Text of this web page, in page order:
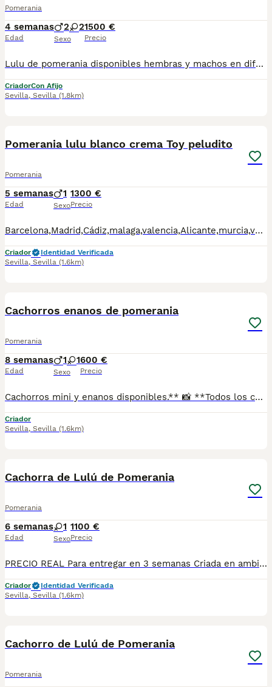
Pomerania
4 semanas
Edad
2 2
Sexo
1500 €
Precio
Lulu de pomerania disponibles hembras y machos en diferentes colores. Criadero particular especializado en la raza. Más información 673 011 600 Se entrega con toda la documentación al dia y garantías. Pvp desde 1.500 - 2.500 según cachorro Excelente calidad, pelaje, tamaño toy.
CriadorCon Afijo
Sevilla, Sevilla (1.8km)
Pomerania lulu blanco crema Toy peludito
Pomerania
5 semanas
Edad
1
Sexo
1300 €
Precio
Barcelona,Madrid,Cádiz,malaga,valencia,Alicante,murcia,valencia,Lleida,Guipúzcoa, Pontevedra,palma mallorca etc.. se hacen entregas Cachorritos disponibles para ir a su nuevo hogar todos nuestros cachorros se crían en un ambiente familiar y socializan con personas niños y demás por lo que son muy adaptables a su nuevo hogar para más información no duden en contactarme mi nombre es carolina 614156976 fotos videos y demás . Todos nuestros cachorros se entregan con su cartilla de vacunación al día y sus desparasitaciones al día más su respectivo contrato de compra y venta con sus respectivas garantías víricas y genéticas . Precios desde: Hacemos entregas en toda España. Madrid,Barcelona,Alicante, Guipúzcoa,Asturias,Palma de mallorca,Málaga
Criador
Identidad Verificada
Sevilla, Sevilla (1.6km)
Cachorros enanos de pomerania
Pomerania
8 semanas
Edad
1 1
Sexo
600 €
Precio
Cachorros mini y enanos disponibles.** 📸 **Todos los cachorros disponibles están publicados en nuestra web**, donde podrás ver fotos actualizadas, información y disponibilidad. ✅ Se entregan con: ✔ Cartilla veterinaria. ✔ Vacunas al día según la edad. ✔ Pienso para los primeros días. ✔ Contrato de compra. ✔ Garantía. 🚚 **Envíos con pago a la entrega** para mayor comodidad y tranquilidad. 📍 Enviamos a: Andalucía, Madrid, Cataluña, Comunidad Valenciana, Murcia, Aragón, Castilla-La Mancha, Castilla y León, Extremadura, Galicia, Asturias, Cantabria, País Vasco, Navarra y La Rioja. 📞 Teléfono y WhatsApp: **621 31 88 32** 🌐 Web: https://www.mundochihuahua.es
Criador
Sevilla, Sevilla (1.6km)
Cachorra de Lulú de Pomerania
Pomerania
6 semanas
Edad
1
Sexo
1100 €
Precio
PRECIO REAL Para entregar en 3 semanas Criada en ambiente familiar Se entrega vacunada y desparasitada con su cartilla sanitaria y su contrato de garantía vírica y congénita Se envía a toda España con la opción de pagar contra reembolso: Madrid, Barcelona, Valencia, Cádiz, Lleida, Málaga, Jaén, Córdoba, Pamplona, Tarragona, Girona, Galicia, Zaragoza, Murcia, La Rioja, Salamanca, Badajoz…
Criador
Identidad Verificada
Sevilla, Sevilla (1.6km)
Cachorro de Lulú de Pomerania
Pomerania